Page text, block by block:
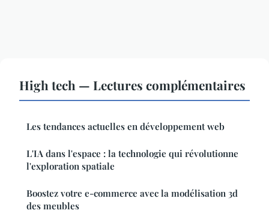
High tech — Lectures complémentaires
Les tendances actuelles en développement web
L'IA dans l'espace : la technologie qui révolutionne
l'exploration spatiale
Boostez votre e-commerce avec la modélisation 3d
des meubles